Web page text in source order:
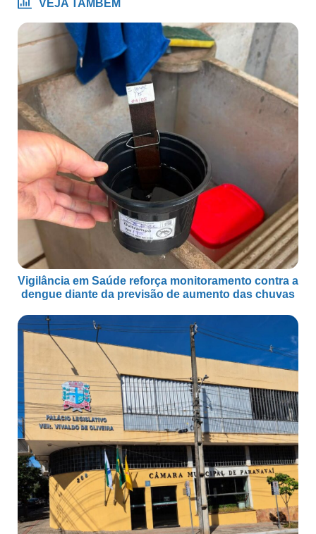
VEJA TAMBÉM
Vigilância em Saúde reforça monitoramento contra a
dengue diante da previsão de aumento das chuvas